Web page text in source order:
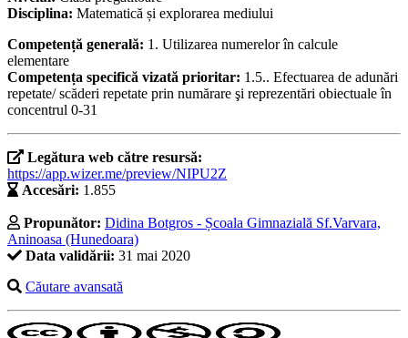
Disciplina: Matematică și explorarea mediului
Competență generală: 1. Utilizarea numerelor în calcule
elementare
Competența specifică vizată prioritar: 1.5.. Efectuarea de adunări
repetate/ scăderi repetate prin numărare şi reprezentări obiectuale în
concentrul 0-31
Legătura web către resursă:
https://app.wizer.me/preview/NIPU2Z
Accesări: 1.855
Propunător: Didina Botgros - Școala Gimnazială Sf.Varvara,
Aninoasa (Hunedoara)
Data validării: 31 mai 2020
Căutare avansată